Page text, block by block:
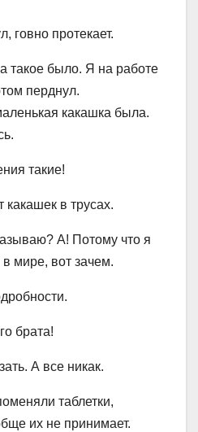
говно протекает.
такое было. Я на работе
перднул.
какашка была.
такие!
в трусах.
А! Потому что я
мире, вот зачем.
брата!
А все никак.
таблетки,
их не принимает.